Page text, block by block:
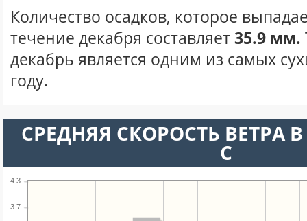
Количество осадков, которое
течение декабря составляет35.9 мм.
декабрь является одним из самых
году.
СРЕДНЯЯ СКОРОСТЬ ВЕТРА
С
3.7
4.3